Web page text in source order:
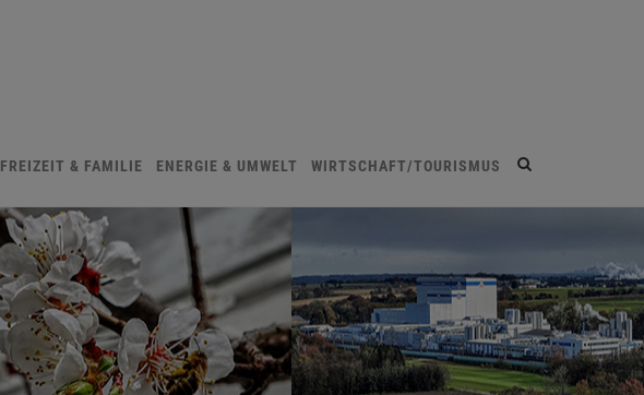
Site
toggle
FREIZEIT & FAMILIE ENERGIE & UMWELT WIRTSCHAFT/TOURISMUS